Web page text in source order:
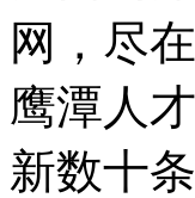
网，尽
鹰潭人
新数十